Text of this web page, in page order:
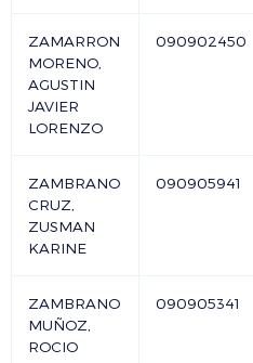
ZAMARRON
MORENO,
AGUSTIN
JAVIER
LORENZO
090902450
ZAMBRANO
CRUZ,
ZUSMAN
KARINE
090905941
ZAMBRANO
MUÑOZ,
ROCIO
090905341